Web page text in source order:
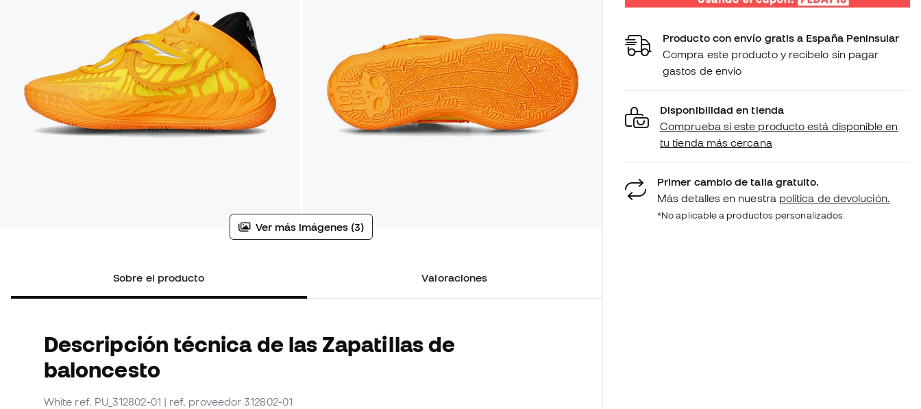
Ver más imágenes (3)
Sobre el producto Valoraciones
Descripción técnica de las Zapatillas de
baloncesto
White ref. PU_312802-01 | ref. proveedor 312802-01
Producto con envío gratis a España Peninsular
Compra este producto y recíbelo sin pagar
gastos de envío
Disponibilidad en tienda
Comprueba si este producto está disponible en
tu tienda más cercana
Primer cambio de talla gratuito.
Más detalles en nuestra política de devolución.
*No aplicable a productos personalizados.